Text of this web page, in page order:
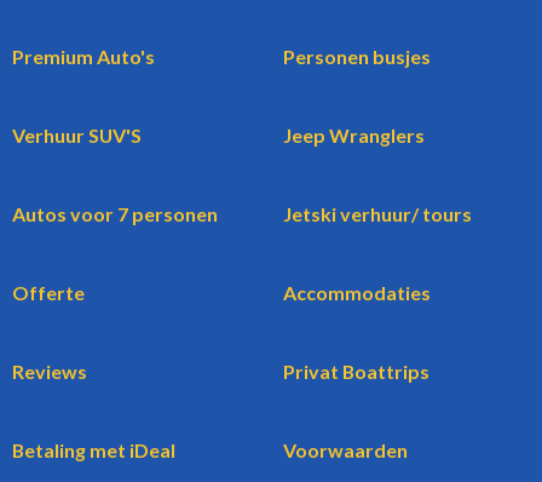
Premium Auto's Personen busjes
Verhuur SUV'S Jeep Wranglers
Autos voor 7 personen Jetski verhuur/ tours
Offerte Accommodaties
Reviews Privat Boattrips
Betaling met iDeal Voorwaarden